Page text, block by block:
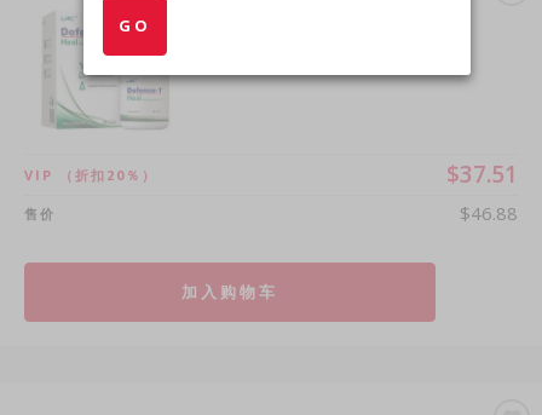
GO
VIP （折扣20％） $37.51
售价 $46.88
加入购物车